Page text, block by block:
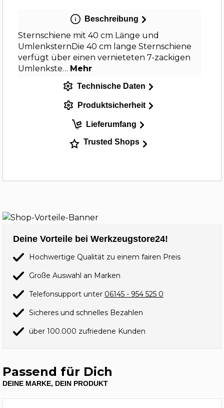
Beschreibung
Sternschiene mit 40 cm Länge und
UmlenksternDie 40 cm lange Sternschiene
verfügt über einen vernieteten 7-zackigen
Umlenkste… Mehr
Technische Daten
Produktsicherheit
Lieferumfang
Trusted Shops
Deine Vorteile bei Werkzeugstore24!
Hochwertige Qualität zu einem fairen Preis
Große Auswahl an Marken
Telefonsupport unter 06145 - 954 525 0
Sicheres und schnelles Bezahlen
über 100.000 zufriedene Kunden
Passend für Dich
DEINE MARKE, DEIN PRODUKT